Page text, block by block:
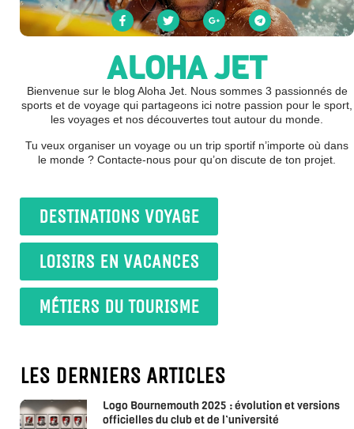
ALOHA JET
Bienvenue sur le blog Aloha Jet. Nous sommes 3 passionnés de
sports et de voyage qui partageons ici notre passion pour le sport,
les voyages et nos découvertes tout autour du monde.
Tu veux organiser un voyage ou un trip sportif n’importe où dans
le monde ? Contacte-nous pour qu’on discute de ton projet.
DESTINATIONS VOYAGE
LOISIRS EN VACANCES
MÉTIERS DU TOURISME
LES DERNIERS ARTICLES
Logo Bournemouth 2025 : évolution et versions
officielles du club et de l’université